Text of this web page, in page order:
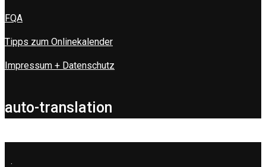
FQA
Tipps zum Onlinekalender
Impressum + Datenschutz
auto-translation
.